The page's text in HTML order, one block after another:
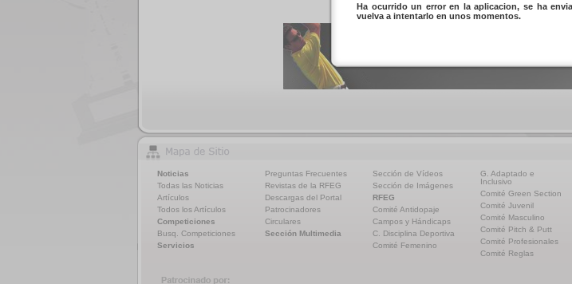
Ha ocurrido un error en la aplicacion, se ha
vuelva a intentarlo en unos momentos.
Noticias
Todas las Noticias
Artículos
Todos los Artículos
Competiciones
Busq. Competiciones
Servicios
Preguntas Frecuentes
Revistas de la RFEG
Descargas del Portal
Patrocinadores
Circulares
Sección Multimedia
Sección de Vídeos
Sección de Imágenes
RFEG
Comité Antidopaje
Campos y Hándicaps
C. Disciplina Deportiva
Comité Femenino
G. Adaptado e
Inclusivo
Comité Green Section
Comité Juvenil
Comité Masculino
Comité Pitch & Putt
Comité Profesionales
Comité Reglas